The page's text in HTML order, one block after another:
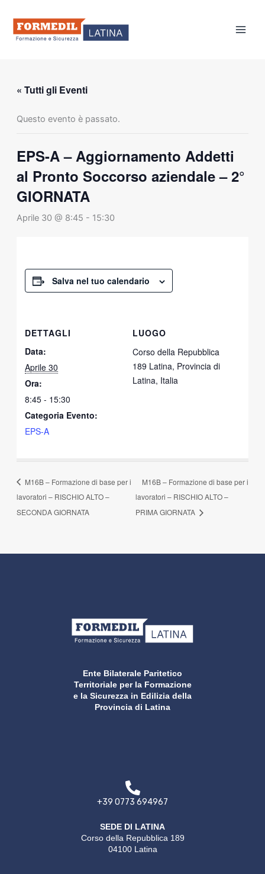
contenuto
« Tutti gli Eventi
Questo evento è passato.
EPS-A – Aggiornamento Addetti
al Pronto Soccorso aziendale – 2°
GIORNATA
Aprile 30 @ 8:45 - 15:30
Salva nel tuo calendario
DETTAGLI
Data:
Aprile 30
Ora:
8:45 - 15:30
Categoria Evento:
EPS-A
LUOGO
Corso della Repubblica
189 Latina, Provincia di
Latina, Italia
M16B – Formazione di base per i
lavoratori – RISCHIO ALTO –
SECONDA GIORNATA
M16B – Formazione di base per i
lavoratori – RISCHIO ALTO –
PRIMA GIORNATA
Ente Bilaterale Paritetico
Territoriale per la Formazione
e la Sicurezza in Edilizia della
Provincia di Latina
+39 0773 694967
SEDE DI LATINA
Corso della Repubblica 189
04100 Latina